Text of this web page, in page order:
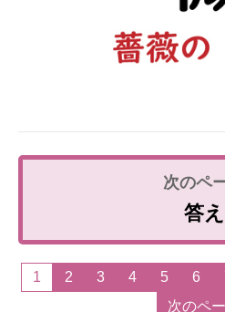
電子設計の基本と応用
ちょっと気になるネットの話題
答え
1 2 3 4 5 6
次のペ